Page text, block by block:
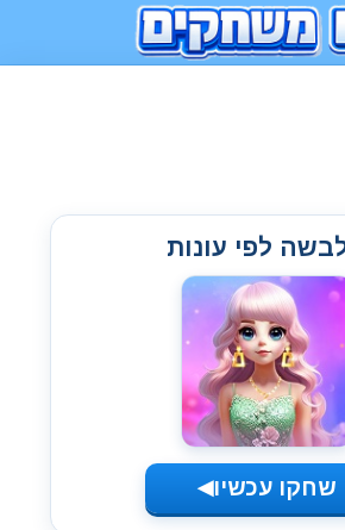
לפי עונות
שחקו עכשיו◀